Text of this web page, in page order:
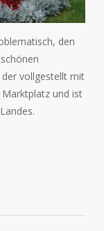
den
vollgestellt mit
und ist